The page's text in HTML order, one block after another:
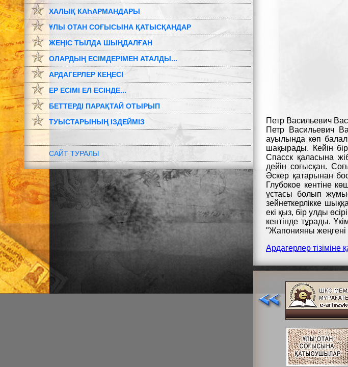
ХАЛЫҚ КАҺАРМАНДАРЫ
ҰЛЫ ОТАН СОҒЫСЫНА ҚАТЫСҚАНДАР
ЖЕҢІС ТЫЛДА ШЫҢДАЛҒАН
ОЛАРДЫҢ ЕСІМДЕРІМЕН АТАЛДЫ...
АРДАГЕРЛЕР КЕҢЕСІ
ЕР ЕСІМІ ЕЛ ЕСІНДЕ...
БЕТТЕРДІ ПАРАҚТАЙ ОТЫРЫП
ТУЫСТАРЫНЫҢ ІЗДЕЙМІЗ
САЙТ ТУРАЛЫ
Петр Васильевич
Петр Васильевич
ауылында көп
шақырады. Кейін
Спасск қаласына
дейін соғысқан.
Әскер қатарынан
Глубокое кентіне
ұстасы болып
зейнеткерлікке
екі қыз, бір улды
кентінде тұрады.
"Жапонияны
Ардагерлер тізіміне